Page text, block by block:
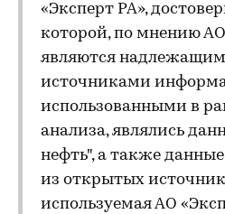
«Эксперт РА»,
которой, по мнению АО
являются
источниками
использованными в
анализа, являлись
нефть", а также
из открытых
используемая АО